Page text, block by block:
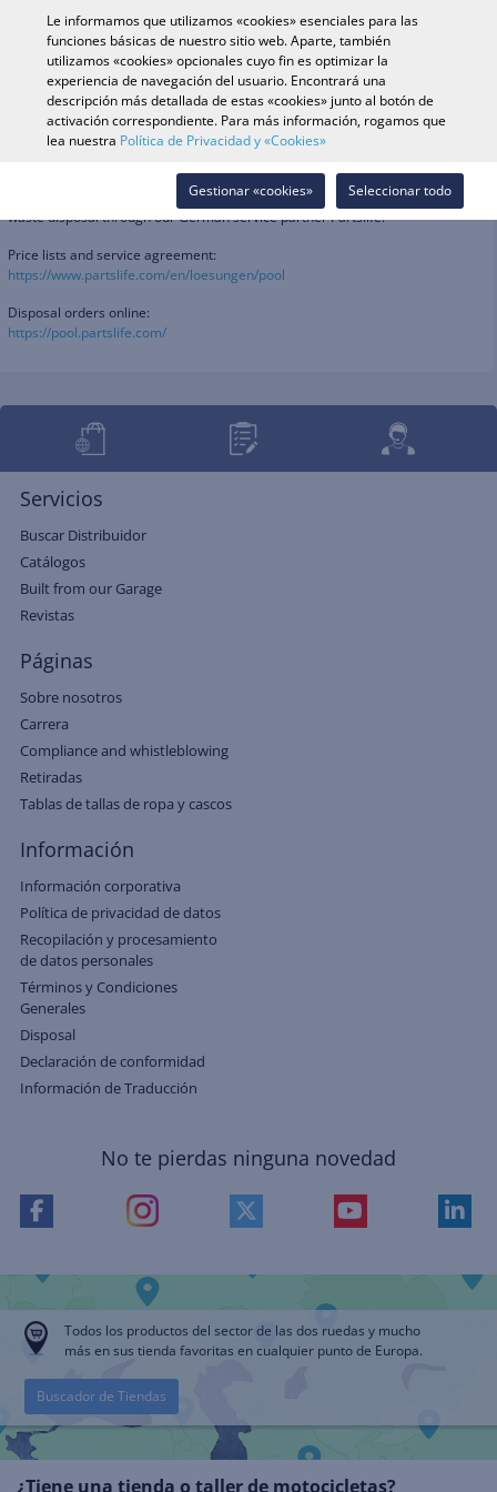
Búsqueda de vehículo
Buscar en tienda
Disposal
Parts Europe offers registered dealers the opportunity to organise their
waste disposal through our German service partner Partslife.
Price lists and service agreement:
https://www.partslife.com/en/loesungen/pool
Disposal orders online:
https://pool.partslife.com/
Servicios
Buscar Distribuidor
Catálogos
Built from our Garage
Revistas
Páginas
Sobre nosotros
Carrera
Compliance and whistleblowing
Retiradas
Tablas de tallas de ropa y cascos
Información
Información corporativa
Política de privacidad de datos
Recopilación y procesamiento
de datos personales
Términos y Condiciones
Generales
Disposal
Declaración de conformidad
Información de Traducción
No te pierdas ninguna novedad
Todos los productos del sector de las dos ruedas y mucho
más en sus tienda favoritas en cualquier punto de Europa.
Buscador de Tiendas
¿Tiene una tienda o taller de motocicletas?
Le informamos que utilizamos «cookies» esenciales para las
funciones básicas de nuestro sitio web. Aparte, también
utilizamos «cookies» opcionales cuyo fin es optimizar la
experiencia de navegación del usuario. Encontrará una
descripción más detallada de estas «cookies» junto al botón de
activación correspondiente. Para más información, rogamos que
lea nuestra Política de Privacidad y «Cookies»
Seleccionar todo
Gestionar «cookies»